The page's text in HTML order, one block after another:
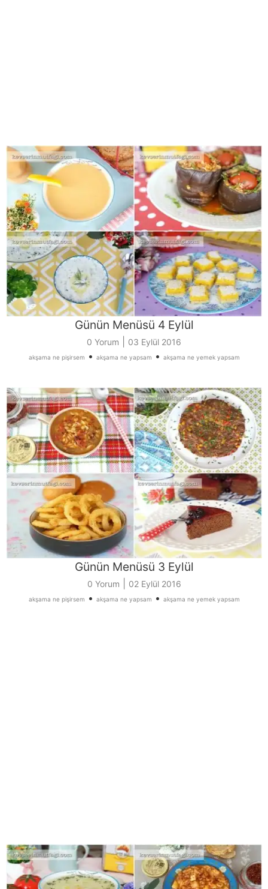
Günün Menüsü 4 Eylül
0 Yorum 03 Eylül 2016
akşama ne pişirsem • akşama ne yapsam • akşama ne yemek yapsam
Günün Menüsü 3 Eylül
0 Yorum 02 Eylül 2016
akşama ne pişirsem • akşama ne yapsam • akşama ne yemek yapsam